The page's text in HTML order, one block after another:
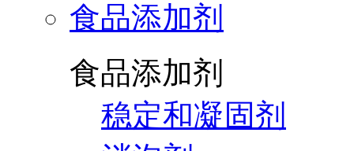
食品添加剂
食品添加剂
稳定和凝固剂